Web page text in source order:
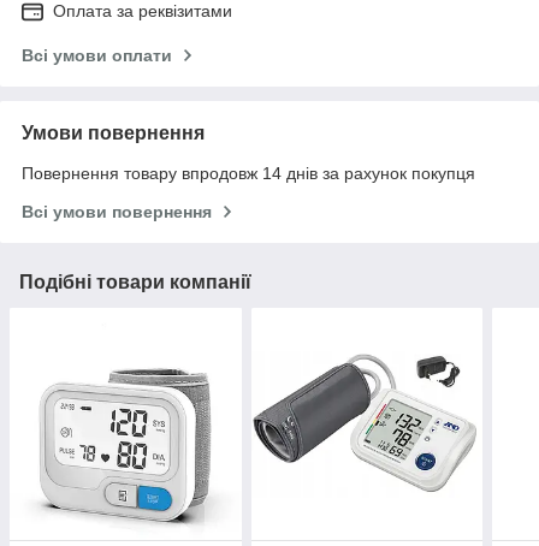
Оплата за реквізитами
Всі умови оплати
Умови повернення
Повернення товару впродовж 14 днів за рахунок покупця
Всі умови повернення
Подібні товари компанії